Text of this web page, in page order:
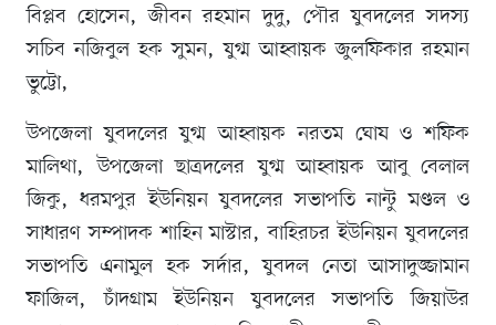
বিপ্লব হোসেন, জীবন রহমান দুদু, পৌর যুবদলের সদস্য
সচিব নজিবুল হক সুমন, যুগ্ম আহ্বায়ক জুলফিকার রহমান
ভুট্টো,
উপজেলা যুবদলের যুগ্ম আহ্বায়ক নরতম ঘোষ ও শফিক
মালিথা, উপজেলা ছাত্রদলের যুগ্ম আহ্বায়ক আবু বেলাল
জিকু, ধরমপুর ইউনিয়ন যুবদলের সভাপতি নান্টু মণ্ডল ও
সাধারণ সম্পাদক শাহিন মাস্টার, বাহিরচর ইউনিয়ন যুবদলের
সভাপতি এনামুল হক সর্দার, যুবদল নেতা আসাদুজ্জামান
ফাজিল, চাঁদগ্রাম ইউনিয়ন যুবদলের সভাপতি জিয়াউর